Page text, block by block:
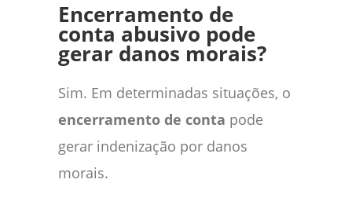
Encerramento de
conta abusivo pode
gerar danos morais?
Sim. Em determinadas situações, o
encerramento de conta pode
gerar indenização por danos
morais.